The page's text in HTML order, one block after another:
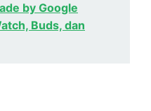
by Google
Buds, dan